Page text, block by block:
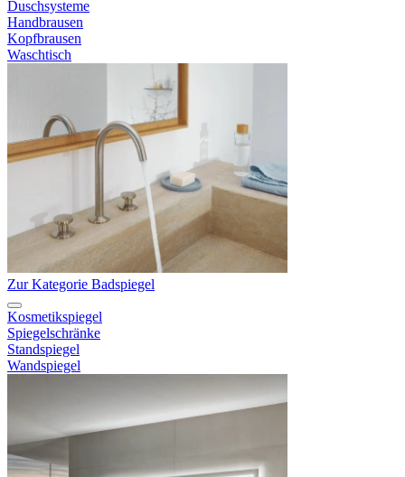
Duschsysteme
Handbrausen
Kopfbrausen
Waschtisch
Zur Kategorie Badspiegel
Kosmetikspiegel
Spiegelschränke
Standspiegel
Wandspiegel